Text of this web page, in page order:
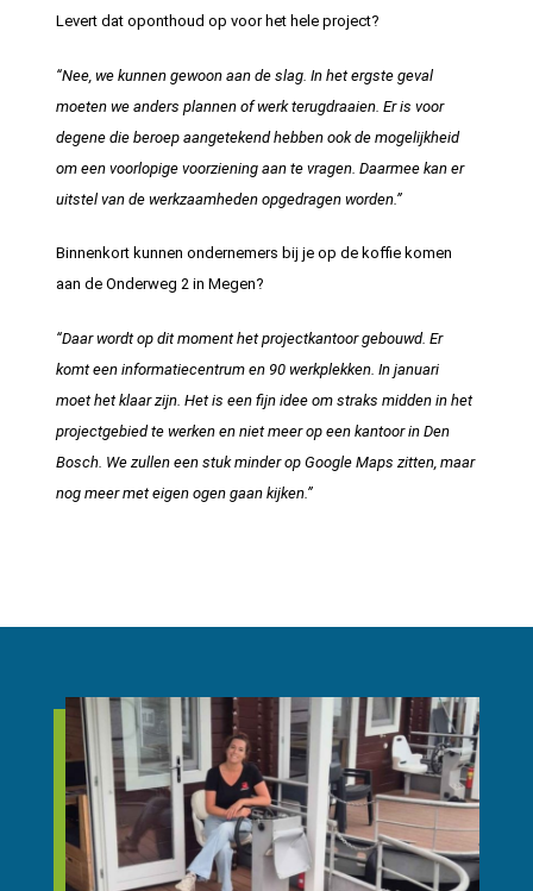
Levert dat oponthoud op voor het hele project?
“Nee, we kunnen gewoon aan de slag. In het ergste geval
moeten we anders plannen of werk terugdraaien. Er is voor
degene die beroep aangetekend hebben ook de mogelijkheid
om een voorlopige voorziening aan te vragen. Daarmee kan er
uitstel van de werkzaamheden opgedragen worden.”
Binnenkort kunnen ondernemers bij je op de koffie komen
aan de Onderweg 2 in Megen?
“Daar wordt op dit moment het projectkantoor gebouwd. Er
komt een informatiecentrum en 90 werkplekken. In januari
moet het klaar zijn. Het is een fijn idee om straks midden in het
projectgebied te werken en niet meer op een kantoor in Den
Bosch. We zullen een stuk minder op Google Maps zitten, maar
nog meer met eigen ogen gaan kijken.”